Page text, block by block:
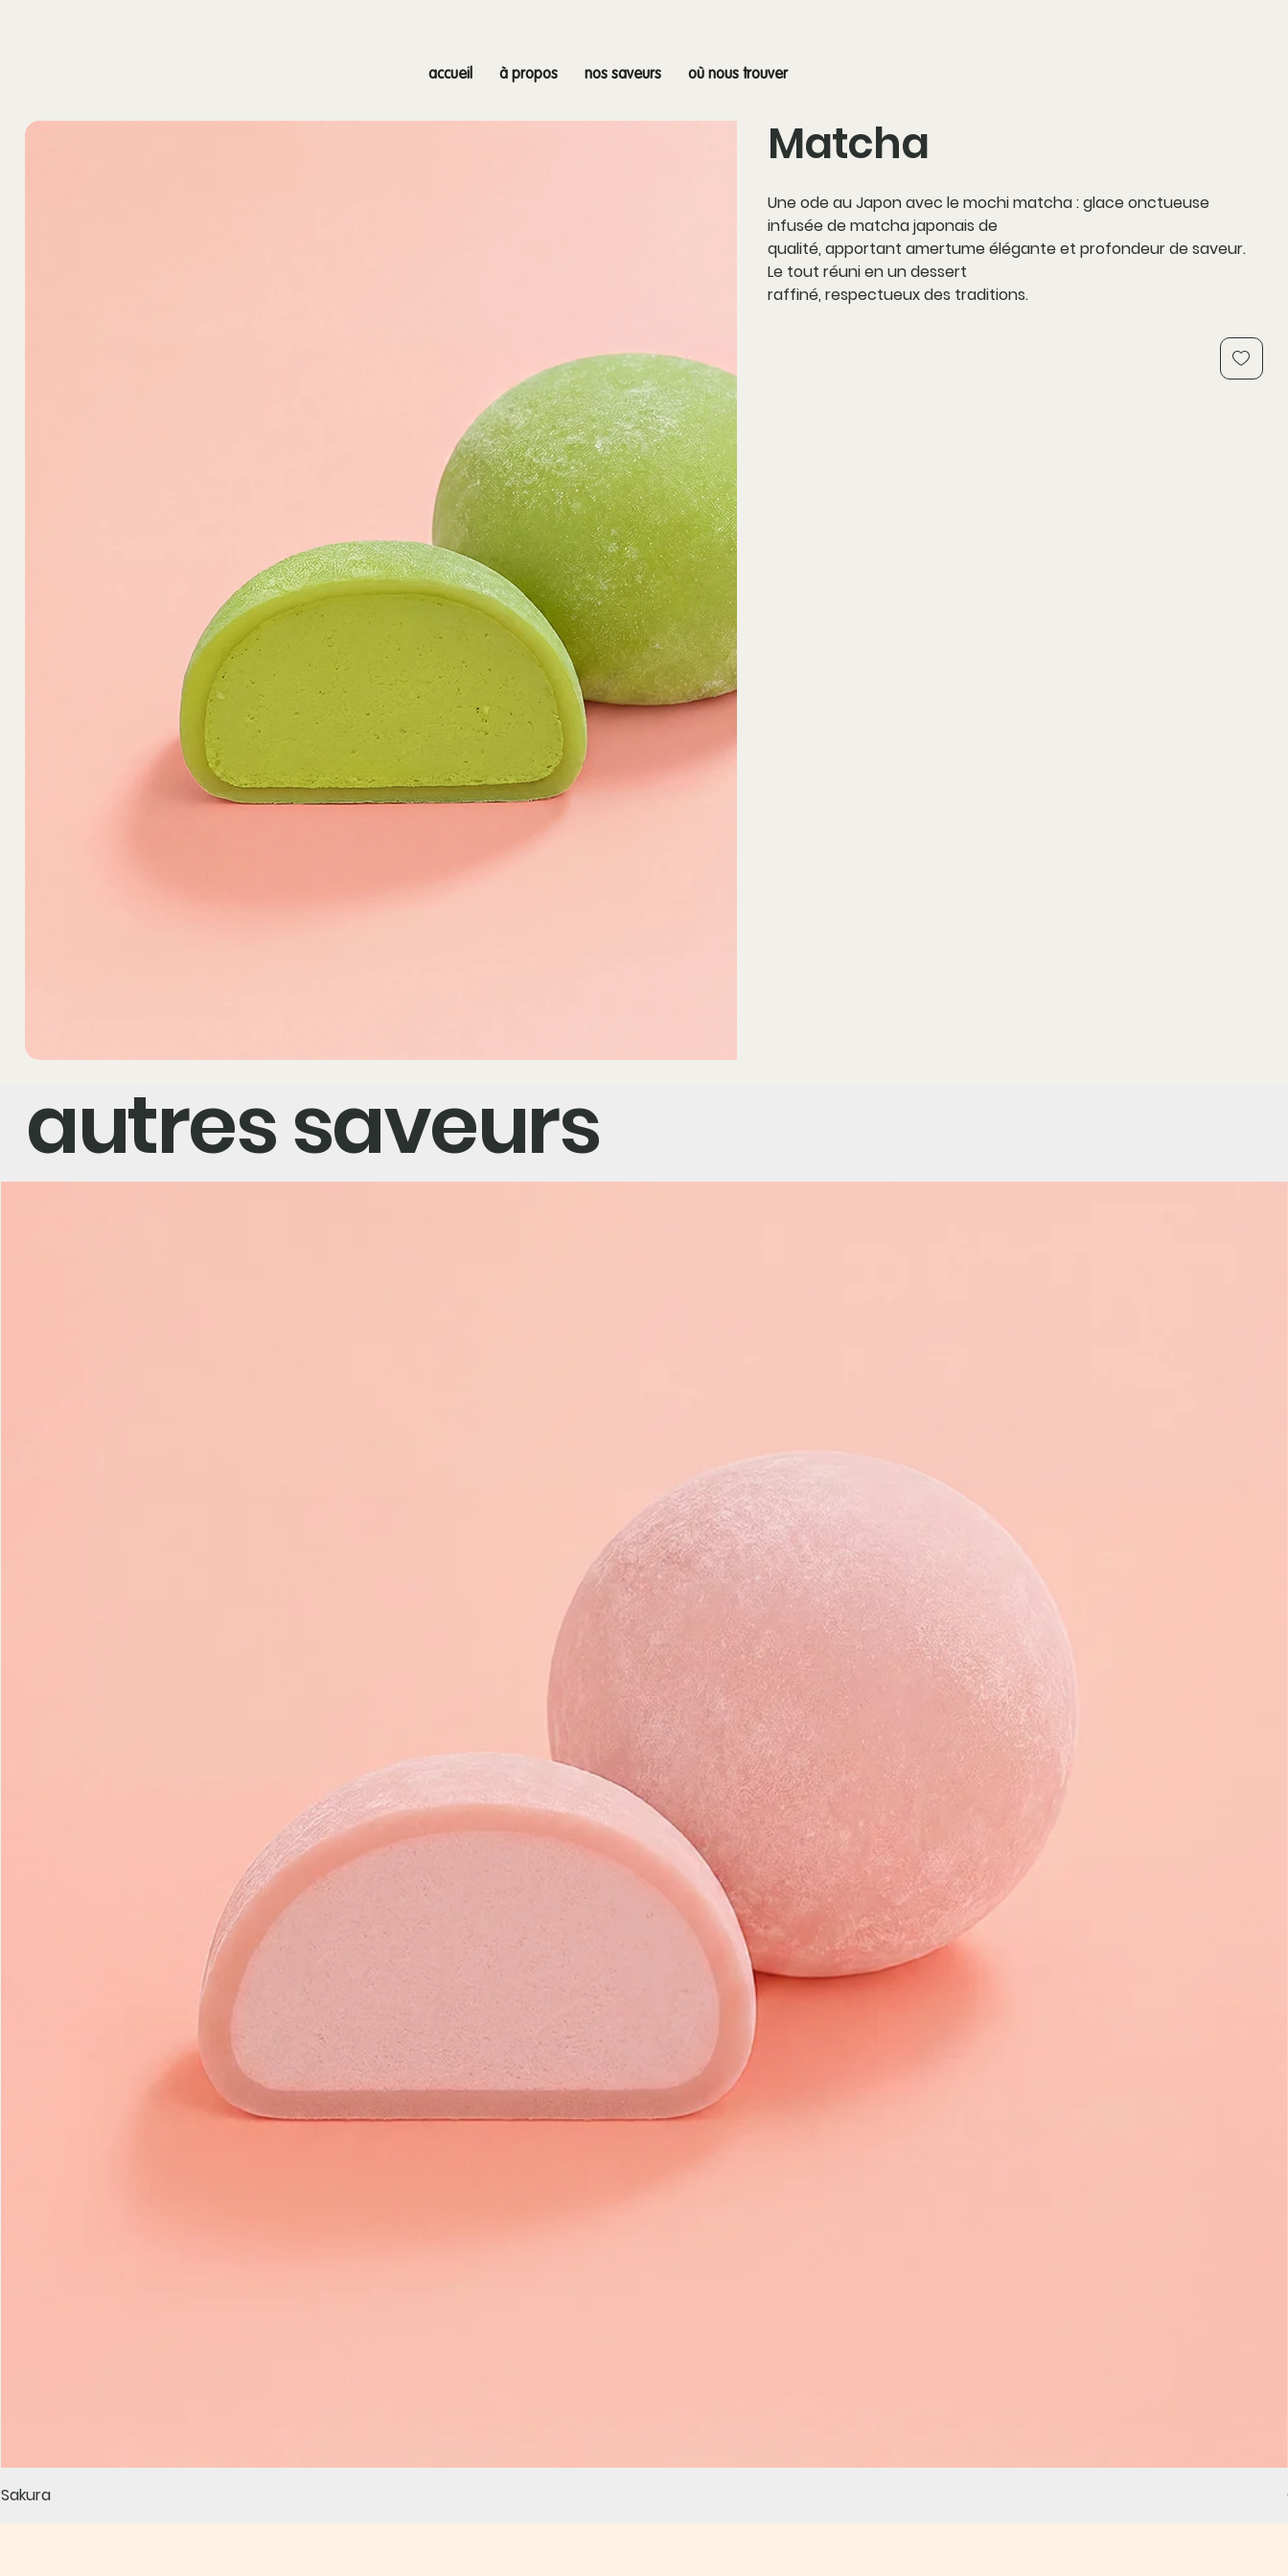
accueil à propos nos saveurs où nous trouver
Matcha
Une ode au Japon avec le mochi matcha : glace onctueuse
infusée de matcha japonais de
qualité, apportant amertume élégante et profondeur de saveur.
Le tout réuni en un dessert
raffiné, respectueux des traditions.
autres saveurs
Sakura